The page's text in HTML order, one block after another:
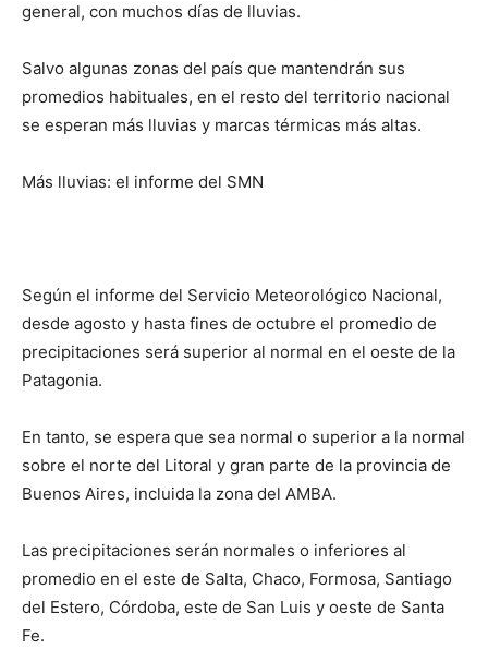
general, con muchos días de lluvias.
Salvo algunas zonas del país que mantendrán sus
promedios habituales, en el resto del territorio nacional
se esperan más lluvias y marcas térmicas más altas.
Más lluvias: el informe del SMN
Según el informe del Servicio Meteorológico Nacional,
desde agosto y hasta fines de octubre el promedio de
precipitaciones será superior al normal en el oeste de la
Patagonia.
En tanto, se espera que sea normal o superior a la normal
sobre el norte del Litoral y gran parte de la provincia de
Buenos Aires, incluida la zona del AMBA.
Las precipitaciones serán normales o inferiores al
promedio en el este de Salta, Chaco, Formosa, Santiago
del Estero, Córdoba, este de San Luis y oeste de Santa
Fe.